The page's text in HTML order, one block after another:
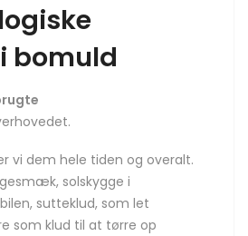
bomuld
vi dem hele tiden og overalt.
solskygge i
sutteklud, som let
som klud til at tørre op